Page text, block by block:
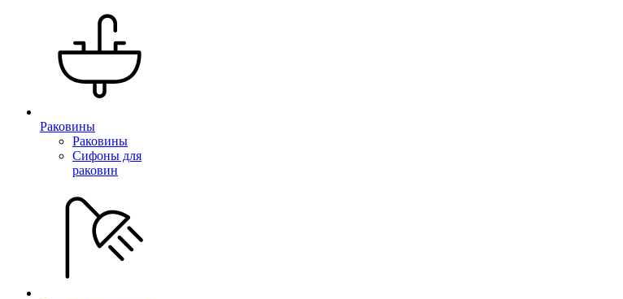
Раковины
Раковины
Сифоны для
раковин